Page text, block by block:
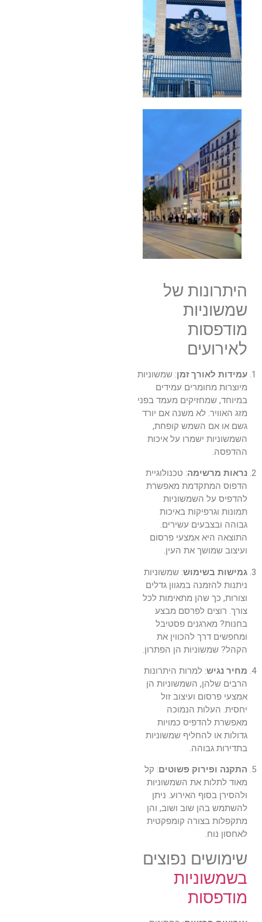
היתרונות של
שמשוניות
מודפסות
לאירועים
עמידות לאורך זמן: שמשוניות
מיוצרות מחומרים עמידים
במיוחד, שמחזיקים מעמד בפני
מזג האוויר. לא משנה אם יורד
גשם או אם השמש קופחת,
השמשוניות ישמרו על איכות
ההדפסה.
נראות מרשימה: טכנולוגיית
הדפוס המתקדמת מאפשרת
להדפיס על השמשוניות
תמונות וגרפיקות באיכות
גבוהה ובצבעים עשירים.
התוצאה היא אמצעי פרסום
ועיצוב שמושך את העין.
גמישות בשימוש: שמשוניות
ניתנות להזמנה במגוון גדלים
וצורות, כך שהן מתאימות לכל
צורך. רוצים לפרסם מבצע
בחנות? מארגנים פסטיבל
ומחפשים דרך להכווין את
הקהל? שמשוניות הן הפתרון.
מחיר נגיש: למרות היתרונות
הרבים שלהן, השמשוניות הן
אמצעי פרסום ועיצוב זול
יחסית. העלות הנמוכה
מאפשרת להדפיס כמויות
גדולות או להחליף שמשוניות
בתדירות גבוהה.
התקנה ופירוק פשוטים: קל
מאוד לתלות את השמשוניות
ולהסירן בסוף האירוע. ניתן
להשתמש בהן שוב ושוב, והן
מתקפלות בצורה קומפקטית
לאחסון נוח.
שימושים נפוצים
בשמשוניות
מודפסות